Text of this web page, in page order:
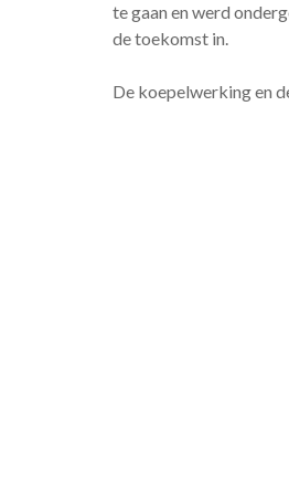
te gaan en werd
de toekomst in.
De koepelwerking en